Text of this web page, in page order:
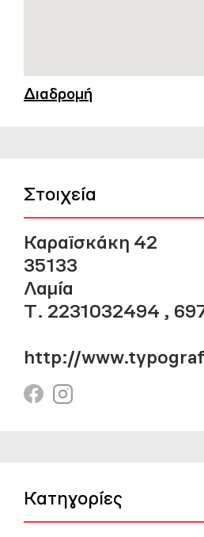
Διαδρομή
Στοιχεία
Καραϊσκάκη 42
35133
Λαμία
Τ. 2231032494 ,
http://
Κατηγορίες